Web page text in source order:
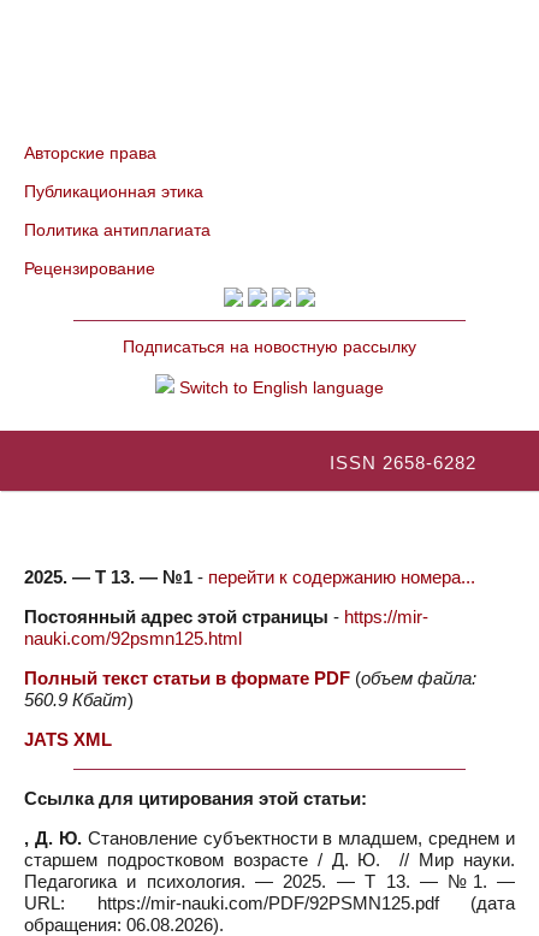
Авторские права
Публикационная этика
Политика антиплагиата
Рецензирование
Подписаться на новостную рассылку
Switch to English language
ISSN 2658-6282
2025. — Т 13. — №1 - перейти к содержанию номера...
Постоянный адрес этой страницы - https://mir-
nauki.com/92psmn125.html
Полный текст статьи в формате PDF (объем файла:
560.9 Кбайт)
JATS XML
Ссылка для цитирования этой статьи:
, Д. Ю.Становление субъектности в младшем, среднем и
старшем подростковом возрасте / Д. Ю. // Мир науки.
Педагогика и психология. — 2025. — Т 13. — №1. —
URL: https://mir-nauki.com/PDF/92PSMN125.pdf (дата
обращения: 06.08.2026).